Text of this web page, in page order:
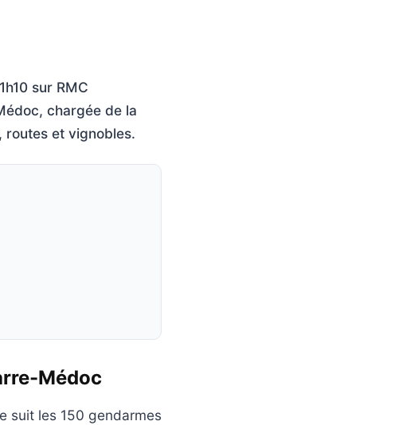
sur RMC
chargée de la
routes et vignobles.
Médoc
suit les 150 gendarmes